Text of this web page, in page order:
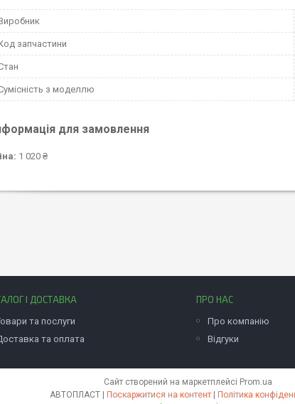
запчастини
з моделлю
для замовлення
1 020 ₴
І ДОСТАВКА
та послуги
та оплата
ПРО НАС
Про компанію
Відгуки
Сайт створений на маркетплейсі Prom.ua
АВТОПЛАСТ | Поскаржитися на контент | Політика